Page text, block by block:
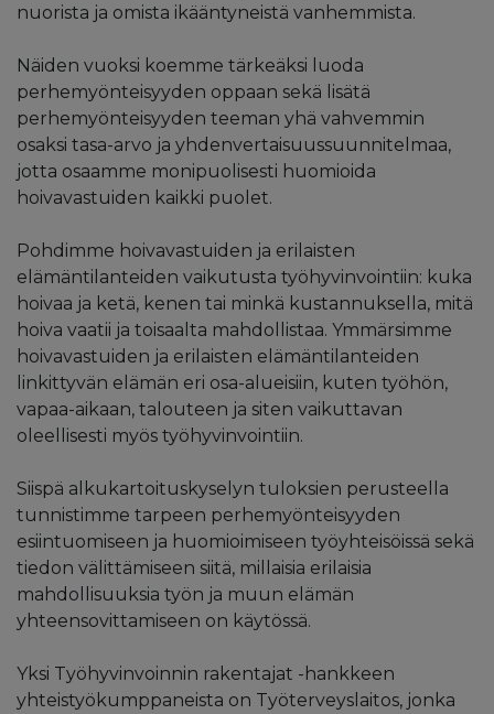
nuorista ja omista ikääntyneistä vanhemmista.
Näiden vuoksi koemme tärkeäksi luoda
perhemyönteisyyden oppaan sekä lisätä
perhemyönteisyyden teeman yhä vahvemmin
osaksi tasa-arvo ja yhdenvertaisuussuunnitelmaa,
jotta osaamme monipuolisesti huomioida
hoivavastuiden kaikki puolet.
Pohdimme hoivavastuiden ja erilaisten
elämäntilanteiden vaikutusta työhyvinvointiin: kuka
hoivaa ja ketä, kenen tai minkä kustannuksella, mitä
hoiva vaatii ja toisaalta mahdollistaa. Ymmärsimme
hoivavastuiden ja erilaisten elämäntilanteiden
linkittyvän elämän eri osa-alueisiin, kuten työhön,
vapaa-aikaan, talouteen ja siten vaikuttavan
oleellisesti myös työhyvinvointiin.
Siispä alkukartoituskyselyn tuloksien perusteella
tunnistimme tarpeen perhemyönteisyyden
esiintuomiseen ja huomioimiseen työyhteisöissä sekä
tiedon välittämiseen siitä, millaisia erilaisia
mahdollisuuksia työn ja muun elämän
yhteensovittamiseen on käytössä.
Yksi Työhyvinvoinnin rakentajat -hankkeen
yhteistyökumppaneista on Työterveyslaitos, jonka